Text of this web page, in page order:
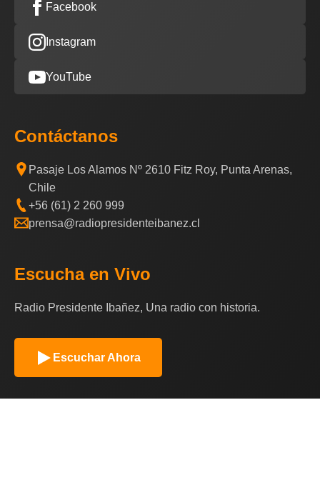
Facebook
Instagram
YouTube
Contáctanos
Pasaje Los Alamos Nº 2610 Fitz Roy, Punta Arenas,
Chile
+56 (61) 2 260 999
prensa@radiopresidenteibanez.cl
Escucha en Vivo
Radio Presidente Ibañez, Una radio con historia.
Escuchar Ahora